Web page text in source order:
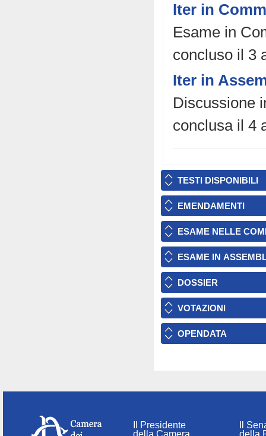
Iter in
Esame in
concluso il 3
Iter in
Discussione
conclusa il 4
TESTI DISPONIBILI
EMENDAMENTI
ESAME NELLE
ESAME IN
DOSSIER
VOTAZIONI
OPENDATA
Il Presidente
della Camera
Il
della